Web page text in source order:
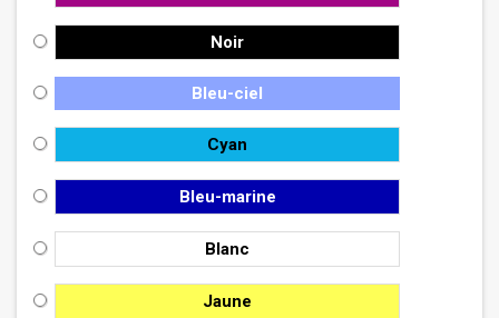
Noir
Bleu-ciel
Cyan
Bleu-marine
Blanc
Jaune